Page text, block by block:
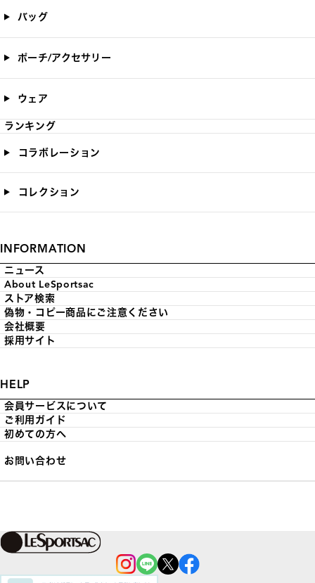
バッグ
ポーチ/アクセサリー
ウェア
ランキング
コラボレーション
コレクション
INFORMATION
ニュース
About LeSportsac
ストア検索
偽物・コピー商品にご注意ください
会社概要
採用サイト
HELP
会員サービスについて
ご利用ガイド
初めての方へ
お問い合わせ